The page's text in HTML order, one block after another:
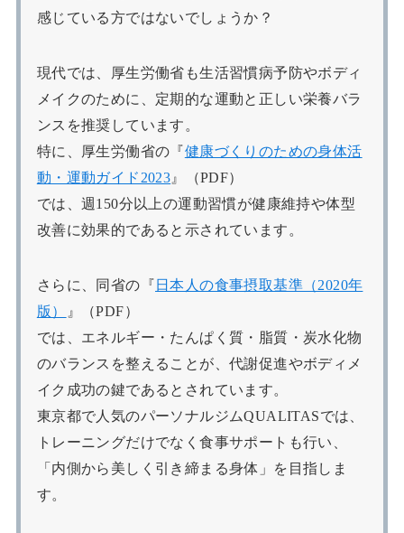
感じている方ではないでしょうか？
現代では、厚生労働省も生活習慣病予防やボディ
メイクのために、定期的な運動と正しい栄養バラ
ンスを推奨しています。
特に、厚生労働省の『健康づくりのための身体活
動・運動ガイド2023 』（PDF）
では、週150分以上の運動習慣が健康維持や体型
改善に効果的であると示されています。
さらに、同省の『 日本人の食事摂取基準（2020年
版）
』（PDF）
では、エネルギー・たんぱく質・脂質・炭水化物
のバランスを整えることが、代謝促進やボディメ
イク成功の鍵であるとされています。
東京都で人気のパーソナルジムQUALITASでは、
トレーニングだけでなく食事サポートも行い、
「内側から美しく引き締まる身体」を目指しま
す。